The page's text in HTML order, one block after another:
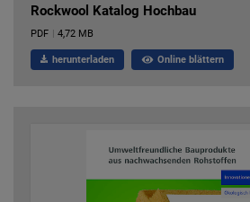
Rockwool Katalog Hochbau
PDF 4,72 MB
herunterladen Online blättern